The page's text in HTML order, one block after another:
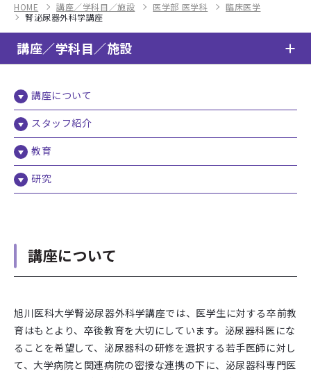
HOME 講座／学科目／施設 医学部 医学科
臨床医学
腎泌尿器外科学講座
講座について
スタッフ紹介
教育
研究
講座について
旭川医科大学腎泌尿器外科学講座では、医学生に対する卒前教
育はもとより、卒後教育を大切にしています。泌尿器科医にな
ることを希望して、泌尿器科の研修を選択する若手医師に対し
て、大学病院と関連病院の密接な連携の下に、泌尿器科専門医
講座／学科目／施設